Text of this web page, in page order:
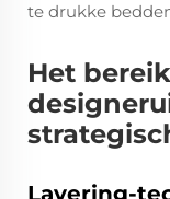
te drukke
Het
Layering-